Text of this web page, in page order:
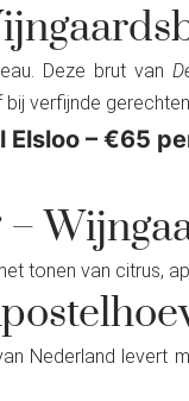
Deze brut van
verfijnde gerechten.
– €65
tonen van citrus,
Nederland levert